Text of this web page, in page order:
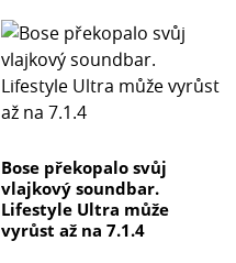
Bose překopalo svůj
vlajkový soundbar.
Lifestyle Ultra může
vyrůst až na 7.1.4